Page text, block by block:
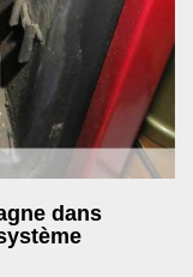
dans